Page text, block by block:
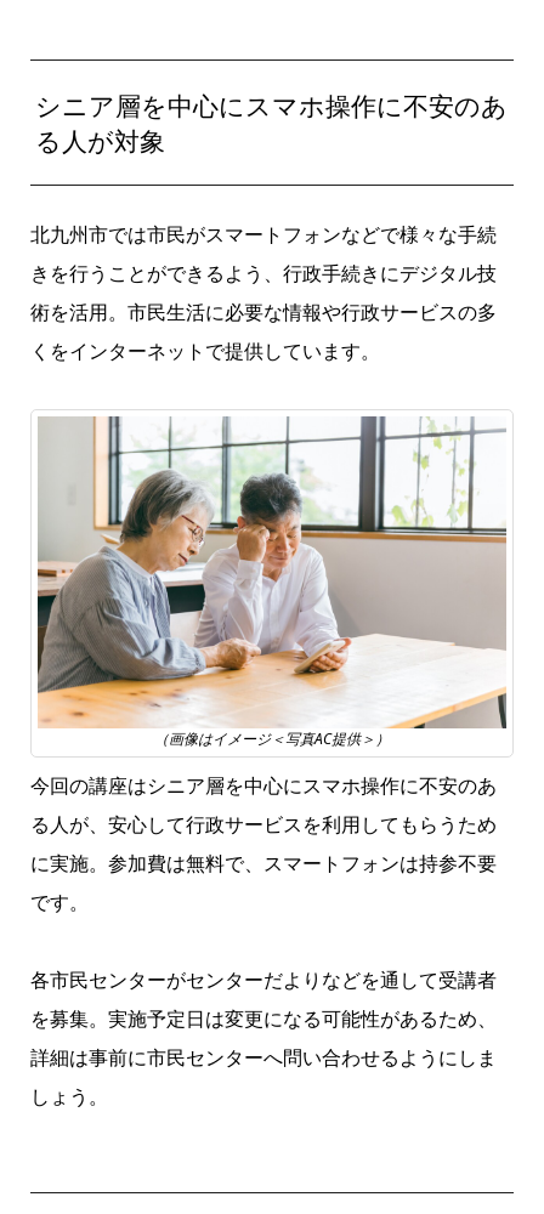
シニア層を中心にスマホ操作に不安のあ
る人が対象
北九州市では市民がスマートフォンなどで様々な手続
きを行うことができるよう、行政手続きにデジタル技
術を活用。市民生活に必要な情報や行政サービスの多
くをインターネットで提供しています。
（画像はイメージ＜写真AC提供＞）
今回の講座はシニア層を中心にスマホ操作に不安のあ
る人が、安心して行政サービスを利用してもらうため
に実施。参加費は無料で、スマートフォンは持参不要
です。
各市民センターがセンターだよりなどを通して受講者
を募集。実施予定日は変更になる可能性があるため、
詳細は事前に市民センターへ問い合わせるようにしま
しょう。